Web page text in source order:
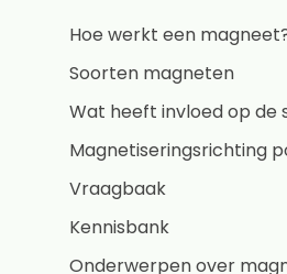
Hoe werkt een
Soorten magneten
Wat heeft invloed op de
Magnetiseringsrichting
Vraagbaak
Kennisbank
Onderwerpen over